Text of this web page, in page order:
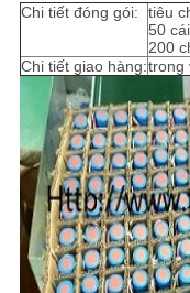
POLICY
Chi tiết đóng gói:
tiêu
50
200
Chi tiết giao hàng:trong